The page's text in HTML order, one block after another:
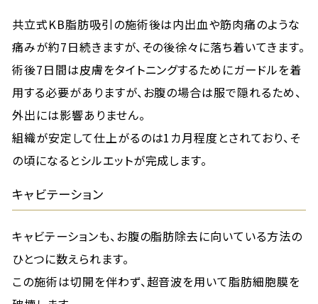
共立式KB脂肪吸引の施術後は内出血や筋肉痛のような
痛みが約7日続きますが、その後徐々に落ち着いてきます。
術後7日間は皮膚をタイトニングするためにガードルを着
用する必要がありますが、お腹の場合は服で隠れるため、
外出には影響ありません。
組織が安定して仕上がるのは1カ月程度とされており、そ
の頃になるとシルエットが完成します。
キャビテーション
キャビテーションも、お腹の脂肪除去に向いている方法の
ひとつに数えられます。
この施術は切開を伴わず、超音波を用いて脂肪細胞膜を